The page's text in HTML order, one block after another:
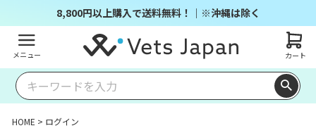
8,800円以上購入で送料無料！｜※沖縄は除く
メニュー カート
HOME ログイン